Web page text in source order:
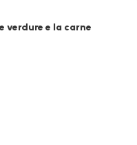
verdure e la carne